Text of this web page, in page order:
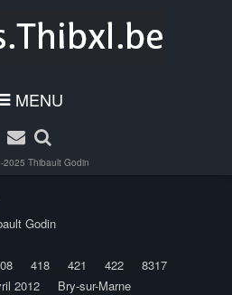
MENU
2025 Thibault Godin
Godin
418 421 422
8317
2012
Bry-sur-Marne